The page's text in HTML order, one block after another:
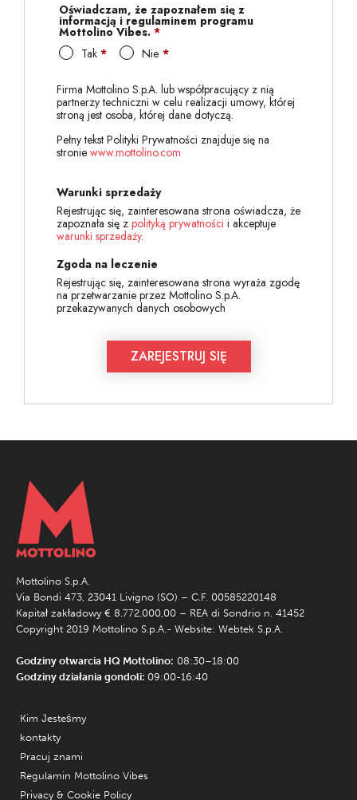
Oświadczam, że zapoznałem się z
informacją i regulaminem programu
Mottolino Vibes. *
Tak * Nie *
Firma Mottolino S.p.A. lub współpracujący z nią
partnerzy techniczni w celu realizacji umowy, której
stroną jest osoba, której dane dotyczą.
Pełny tekst Polityki Prywatności znajduje się na
stronie www.mottolino.com
Warunki sprzedaży
Rejestrując się, zainteresowana strona oświadcza, że
zapoznała się z polityką prywatności i akceptuje
warunki sprzedaży.
Zgoda na leczenie
Rejestrując się, zainteresowana strona wyraża zgodę
na przetwarzanie przez Mottolino S.p.A.
przekazywanych danych osobowych
ZAREJESTRUJ SIĘ
Mottolino S.p.A.
Via Bondi 473, 23041 Livigno (SO) – C.F. 00585220148
Kapitał zakładowy € 8.772.000,00 – REA di Sondrio n. 41452
Copyright 2019 Mottolino S.p.A.- Website: Webtek S.p.A.
Godziny otwarcia HQ Mottolino: 08:30–18:00
Godziny działania gondoli: 09:00-16:40
Kim Jesteśmy
kontakty
Pracuj znami
Regulamin Mottolino Vibes
Privacy & Cookie Policy